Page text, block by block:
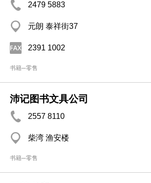
2479 5883
元朗 泰祥街37
2391 1002
书籍─零售
沛记图书文具公司
2557 8110
柴湾 渔安楼
书籍─零售